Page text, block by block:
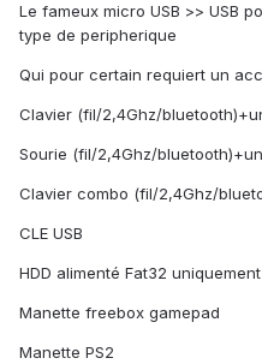
Le fameux micro USB >> USB
type de peripherique
Qui pour certain requiert un
Clavier (fil/2,4Ghz/
Sourie (fil/2,4Ghz/
Clavier combo (fil/2,4Ghz/
CLE USB
HDD alimenté Fat32 uniquement
Manette freebox gamepad
Manette PS2